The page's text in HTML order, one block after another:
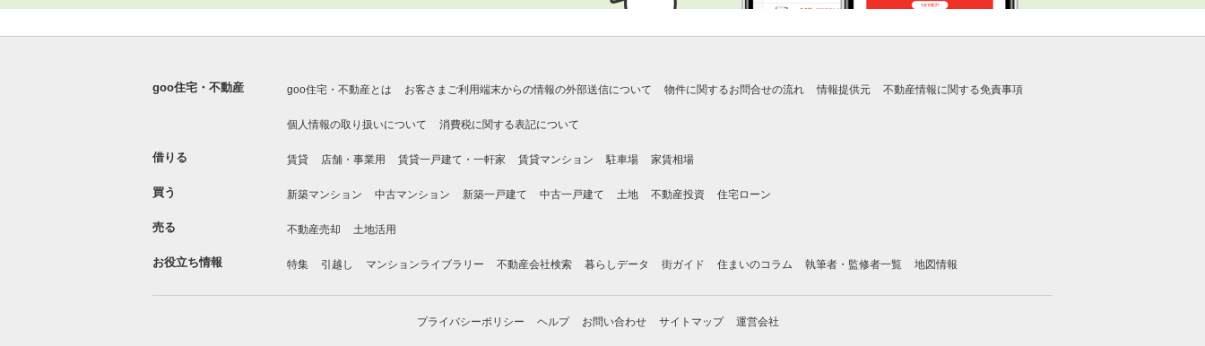
goo住宅・不動産 goo住宅・不動産とは お客さまご利用端末からの情報の外部送信について 物件に関するお問合せの流れ 情報提供元 不動産情報に関する免責事項
個人情報の取り扱いについて 消費税に関する表記について
借りる 賃貸 店舗・事業用 賃貸一戸建て・一軒家 賃貸マンション 駐車場 家賃相場
買う 新築マンション 中古マンション 新築一戸建て 中古一戸建て 土地 不動産投資 住宅ローン
売る 不動産売却 土地活用
お役立ち情報 特集 引越し マンションライブラリー 不動産会社検索 暮らしデータ 街ガイド 住まいのコラム 執筆者・監修者一覧 地図情報
プライバシーポリシー ヘルプ お問い合わせ サイトマップ 運営会社